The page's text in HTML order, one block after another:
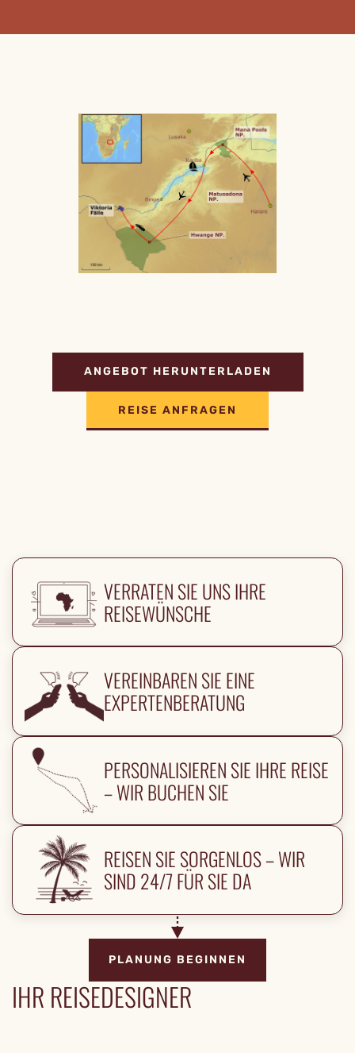
ANGEBOT HERUNTERLADEN
REISE ANFRAGEN
VERRATEN SIE UNS IHRE
REISEWÜNSCHE
VEREINBAREN SIE EINE
EXPERTENBERATUNG
PERSONALISIEREN SIE IHRE REISE
– WIR BUCHEN SIE
REISEN SIE SORGENLOS – WIR
SIND 24/7 FÜR SIE DA
PLANUNG BEGINNEN
IHR REISEDESIGNER